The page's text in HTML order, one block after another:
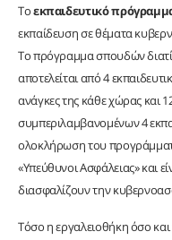
Τοεκπαιδευτικό
εκπαίδευση σε θέματα
Το πρόγραμμα σπουδών
αποτελείται από 4
ανάγκες της κάθε χώρας και
συμπεριλαμβανομένων 4
ολοκλήρωση του
«Υπεύθυνοι Ασφάλειας» και
διασφαλίζουν την
Τόσο η εργαλειοθήκη όσο